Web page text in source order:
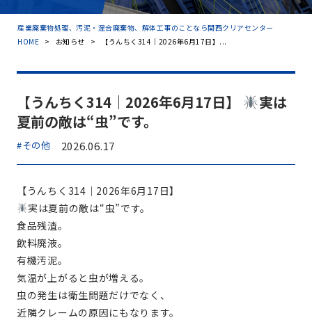
産業廃棄物処理、汚泥・混合廃棄物、解体工事のことなら関西クリアセンター
HOME > お知らせ > 【うんちく314｜2026年6月17日】...
【うんちく314｜2026年6月17日】
実は
夏前の敵は“虫”です。
#その他 2026.06.17
【うんちく314｜2026年6月17日】
実は夏前の敵は“虫”です。
食品残渣。
飲料廃液。
有機汚泥。
気温が上がると虫が増える。
虫の発生は衛生問題だけでなく、
近隣クレームの原因にもなります。